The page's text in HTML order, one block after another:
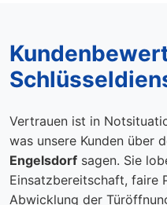
Vertrauen ist in
was unsere Kunden über
Engelsdorf sagen. Sie
Einsatzbereitschaft, faire
Abwicklung der